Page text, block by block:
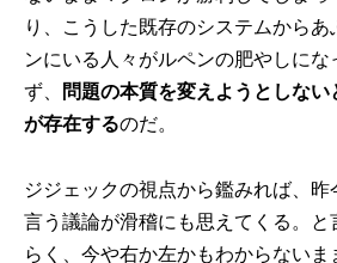
り、こうした既存のシステムから
ンにいる人々がルペンの肥やしにな
ず、
問題の本質を変えようとしな
が存在するのだ。
ジジェックの視点から鑑みれば、昨
言う議論が滑稽にも思えてくる。と
らく、今や右か左かもわからない